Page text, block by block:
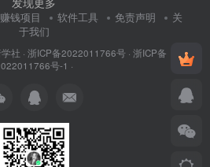
赚钱项目 软件工具 免责声明
关
于我们
社 · 浙ICP备2022011766号 · 浙ICP备
号-1 ·